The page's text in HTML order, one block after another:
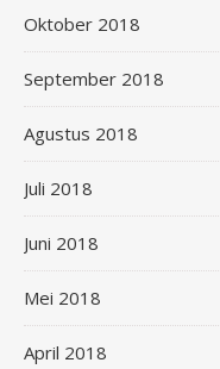
Oktober 2018
September 2018
Agustus 2018
Juli 2018
Juni 2018
Mei 2018
April 2018